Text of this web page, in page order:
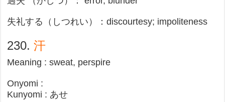
失礼する（しつれい）：discourtesy; impoliteness
230.汗
Meaning : sweat, perspire
Onyomi :
Kunyomi : あせ